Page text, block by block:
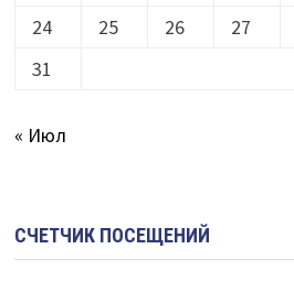
24
25 26 27
31
« Июл
СЧЕТЧИК ПОСЕЩЕНИЙ